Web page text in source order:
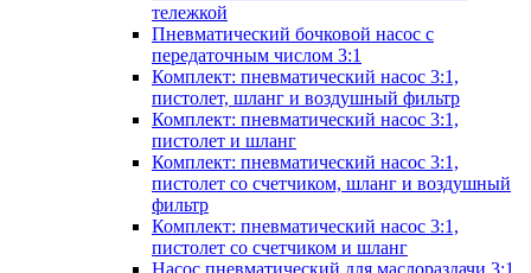
тележкой
Пневматический бочковой насос с
передаточным числом 3:1
Комплект: пневматический насос 3:1,
пистолет, шланг и воздушный фильтр
Комплект: пневматический насос 3:1,
пистолет и шланг
Комплект: пневматический насос 3:1,
пистолет со счетчиком, шланг и воздушный
фильтр
Комплект: пневматический насос 3:1,
пистолет со счетчиком и шланг
Насос пневматический для маслораздачи 3:1